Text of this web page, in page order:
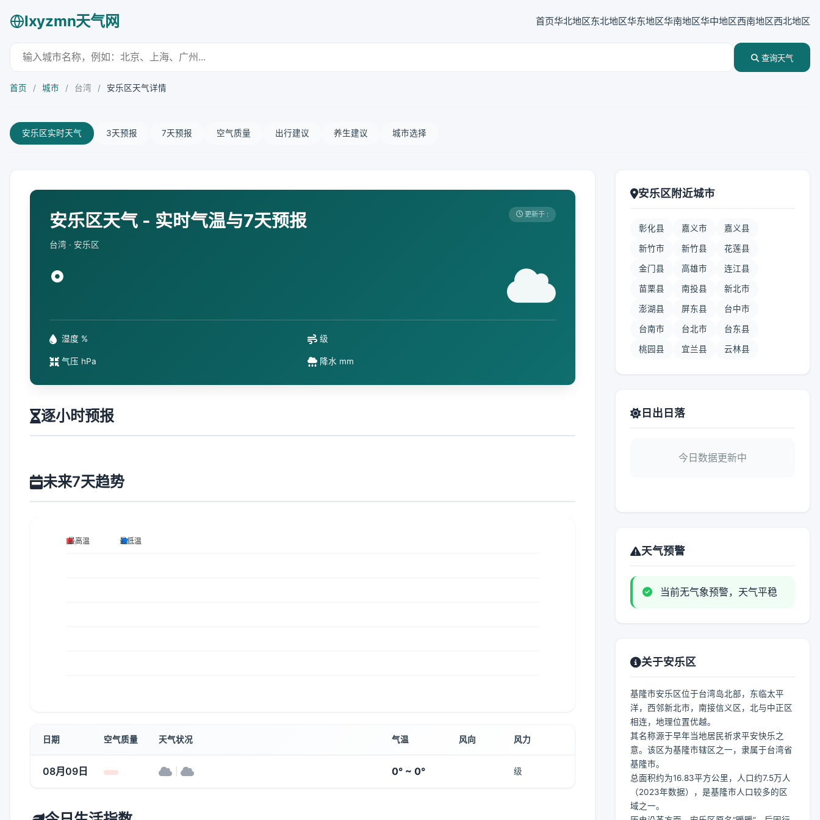
lxyzmn天气网 首页华北地区东北地区华东地区华南地区华中地区西南地区西北地区
查询天气
首页 / 城市 / 台湾 / 安乐区天气详情
安乐区实时天气 3天预报 7天预报 空气质量 出行建议 养生建议 城市选择
安乐区天气 - 实时气温与7天预报
台湾 · 安乐区
更新于 :
°
湿度 % 级
气压 hPa 降水 mm
逐小时预报
未来7天趋势
日期 空气质量 天气状况 气温 风向 风力
08月09日 0° ~ 0° 级
安乐区附近城市
彰化县 嘉义市 嘉义县
新竹市 新竹县 花莲县
金门县 高雄市 连江县
苗栗县 南投县 新北市
澎湖县 屏东县 台中市
台南市 台北市 台东县
桃园县 宜兰县 云林县
日出日落
今日数据更新中
天气预警
当前无气象预警，天气平稳
关于安乐区
基隆市安乐区位于台湾岛北部，东临太平
洋，西邻新北市，南接信义区，北与中正区
相连，地理位置优越。
其名称源于早年当地居民祈求平安快乐之
意。该区为基隆市辖区之一，隶属于台湾省
基隆市。
总面积约为16.83平方公里，人口约7.5万人
（2023年数据），是基隆市人口较多的区
域之一。